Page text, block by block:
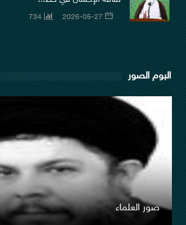
2026-05-27
734
البوم الصور
صور العلماء
السلام عليك يا امير المؤمنين